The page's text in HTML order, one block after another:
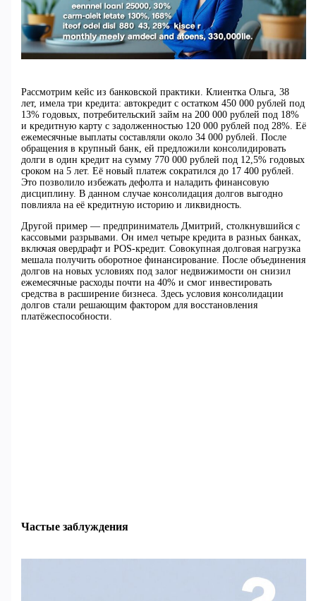
Рассмотрим кейс из банковской практики. Клиентка Ольга, 38
лет, имела три кредита: автокредит с остатком 450 000 рублей под
13% годовых, потребительский займ на 200 000 рублей под 18%
и кредитную карту с задолженностью 120 000 рублей под 28%. Её
ежемесячные выплаты составляли около 34 000 рублей. После
обращения в крупный банк, ей предложили консолидировать
долги в один кредит на сумму 770 000 рублей под 12,5% годовых
сроком на 5 лет. Её новый платеж сократился до 17 400 рублей.
Это позволило избежать дефолта и наладить финансовую
дисциплину. В данном случае консолидация долгов выгодно
повлияла на её кредитную историю и ликвидность.
Другой пример — предприниматель Дмитрий, столкнувшийся с
кассовыми разрывами. Он имел четыре кредита в разных банках,
включая овердрафт и POS-кредит. Совокупная долговая нагрузка
мешала получить оборотное финансирование. После объединения
долгов на новых условиях под залог недвижимости он снизил
ежемесячные расходы почти на 40% и смог инвестировать
средства в расширение бизнеса. Здесь условия консолидации
долгов стали решающим фактором для восстановления
платёжеспособности.
Частые заблуждения